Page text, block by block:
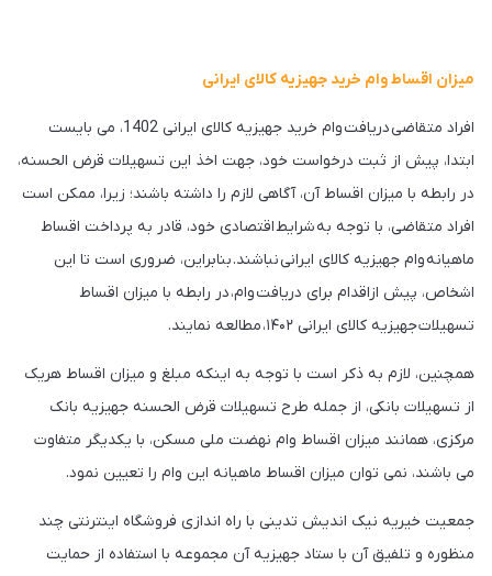
میزان اقساط وام خرید جهیزیه کالای ایرانی
افراد متقاضی دریافت وام خرید جهیزیه کالای ایرانی 1402، می بایست
ابتدا، پیش از ثبت درخواست خود، جهت اخذ این تسهیلات قرض الحسنه،
در رابطه با میزان اقساط آن، آگاهی لازم را داشته باشند؛ زیرا، ممکن است
افراد متقاضی، با توجه به شرایط اقتصادی خود، قادر به پرداخت اقساط
ماهیانه وام جهیزیه کالای ایرانی نباشند. بنابراین، ضروری است تا این
اشخاص، پیش ازاقدام برای دریافت وام، در رابطه با میزان اقساط
تسهیلات جهیزیه کالای ایرانی ۱۴۰۲، مطالعه نمایند.
همچنین، لازم به ذکر است با توجه به اینکه مبلغ و میزان اقساط هریک
از تسهیلات بانکی، از جمله طرح تسهیلات قرض الحسنه جهیزیه بانک
مرکزی، همانند میزان اقساط وام نهضت ملی مسکن، با یکدیگر متفاوت
می باشند، نمی توان میزان اقساط ماهیانه این وام را تعیین نمود.
جمعیت خیریه نیک اندیش تدینی با راه اندازی فروشگاه اینترنتی چند
منظوره و تلفیق آن با ستاد جهیزیه آن مجموعه با استفاده از حمایت